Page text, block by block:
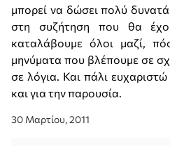
μπορεί να δώσει πολύ
στη συζήτηση που θα
καταλάβουμε όλοι μαζί,
μηνύματα που βλέπουμε σε
σε λόγια. Και πάλι
και για την παρουσία.
30 Μαρτίου, 2011